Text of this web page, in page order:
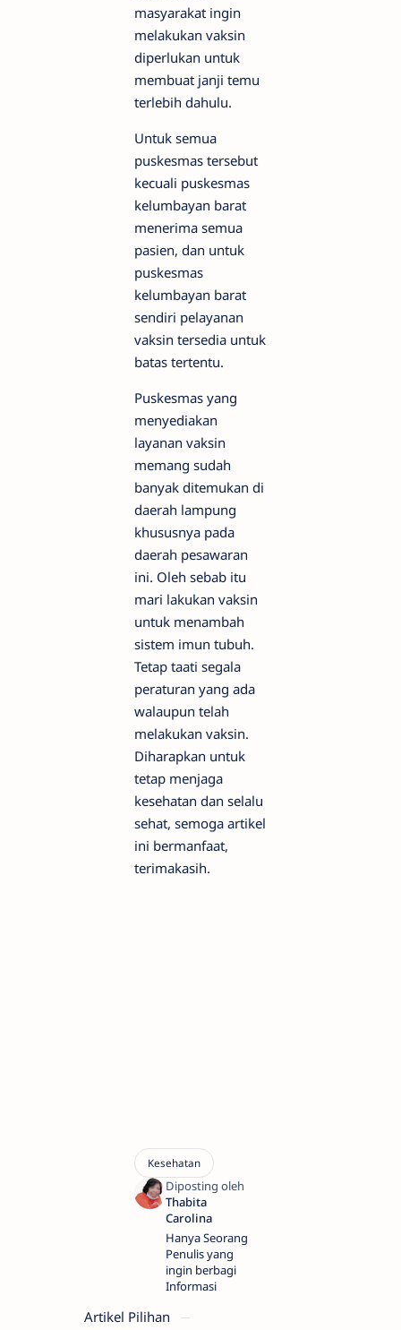
masyarakat ingin
melakukan vaksin
diperlukan untuk
membuat janji temu
terlebih dahulu.
Untuk semua
puskesmas tersebut
kecuali puskesmas
kelumbayan barat
menerima semua
pasien, dan untuk
puskesmas
kelumbayan barat
sendiri pelayanan
vaksin tersedia untuk
batas tertentu.
Puskesmas yang
menyediakan
layanan vaksin
memang sudah
banyak ditemukan di
daerah lampung
khususnya pada
daerah pesawaran
ini. Oleh sebab itu
mari lakukan vaksin
untuk menambah
sistem imun tubuh.
Tetap taati segala
peraturan yang ada
walaupun telah
melakukan vaksin.
Diharapkan untuk
tetap menjaga
kesehatan dan selalu
sehat, semoga artikel
ini bermanfaat,
terimakasih.
Hanya Seorang
Penulis yang
ingin berbagi
Informasi
Artikel Pilihan